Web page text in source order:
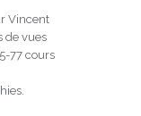
Vincent
de vues
77 cours